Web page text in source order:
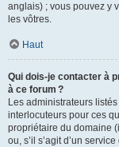
anglais) ; vous pouvez y
les vôtres.
Haut
Qui dois-je contacter à
à ce forum ?
Les administrateurs
interlocuteurs pour ces
propriétaire du domaine
ou, s’il s’agit d’un